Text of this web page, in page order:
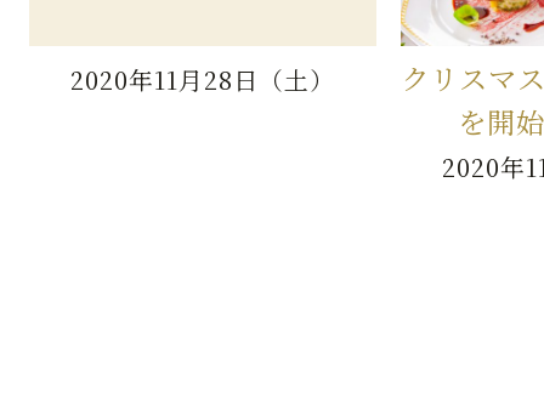
2020年11月28日（土）
クリスマ
を開
2020年